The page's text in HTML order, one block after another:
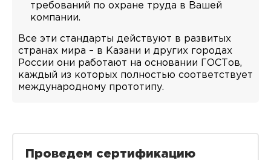
требований по охране труда в Вашей
компании.
Все эти стандарты действуют в развитых
странах мира – в Казани и других городах
России они работают на основании ГОСТов,
каждый из которых полностью соответствует
международному прототипу.
Проведем сертификацию